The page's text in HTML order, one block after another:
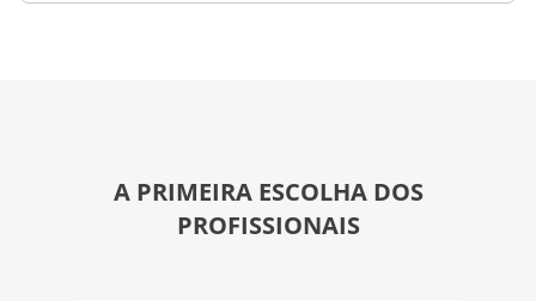
A PRIMEIRA ESCOLHA DOS
PROFISSIONAIS